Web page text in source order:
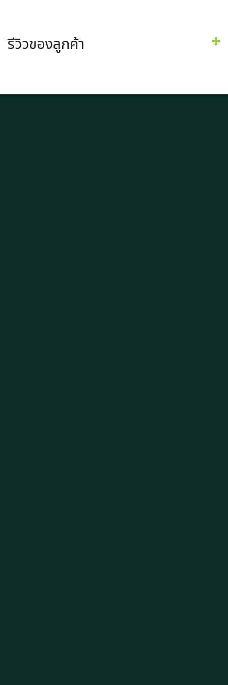
รีวิวของลูกค้า